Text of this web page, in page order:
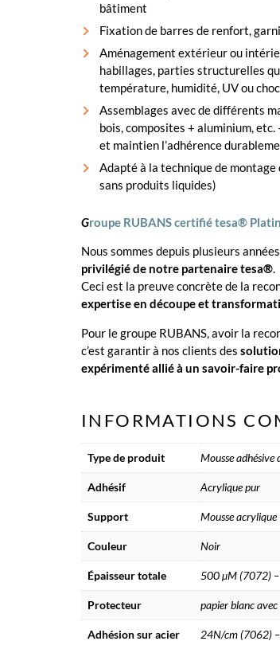
bâtiment
Fixation de barres de renfort,
Aménagement extérieur ou
habillages, parties structurelles
température, humidité, UV ou
Assemblages avec de différents
bois, composites + aluminium,
et maintien l’adhérence
Adapté à la technique de
sans produits liquides)
Groupe RUBANS certifié tesa®
Nous sommes depuis plusieurs
privilégié de notre partenaire tesa®.
Ceci est la preuve concrète de la
expertise en découpe et
Pour le groupe RUBANS, avoir la
c’est garantir à nos clients des
expérimenté allié à un savoir-faire
INFORMATIONS
Type de produit Mousse adhésive
Adhésif Acrylique pur
Support Mousse acrylique
Couleur Noir
Épaisseur totale 500 µM (7072)
Protecteur papier blanc
Adhésion sur acier 24N/cm (7062)